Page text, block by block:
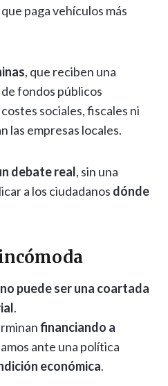
paga vehículos más
, que reciben una
fondos públicos
sociales, fiscales ni
las empresas locales.
debate real, sin una
a los ciudadanos dónde
no puede ser una coartada
.
financiando a
ante una política
económica.